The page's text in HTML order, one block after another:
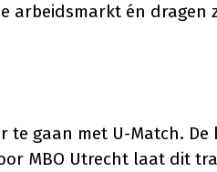
arbeidsmarkt én dragen
gaan met U-Match.
MBO Utrecht laat dit